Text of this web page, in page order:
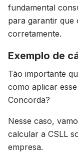
fundamental
para garantir que
corretamente.
Exemplo de
Tão importante
como aplicar
Concorda?
Nesse caso,
calcular a CSLL
empresa.